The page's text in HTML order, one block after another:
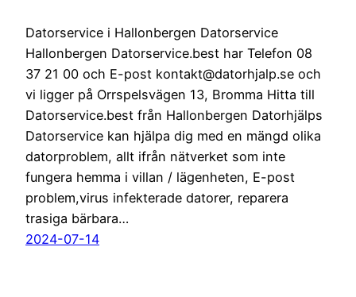
Datorservice i Hallonbergen Datorservice
Hallonbergen Datorservice.best har Telefon 08
37 21 00 och E-post kontakt@datorhjalp.se och
vi ligger på Orrspelsvägen 13, Bromma Hitta till
Datorservice.best från Hallonbergen Datorhjälps
Datorservice kan hjälpa dig med en mängd olika
datorproblem, allt ifrån nätverket som inte
fungera hemma i villan / lägenheten, E-post
problem,virus infekterade datorer, reparera
trasiga bärbara…
2024-07-14